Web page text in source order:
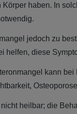
haben. In
jedoch zu
helfen, diese
kann
heilbar; die